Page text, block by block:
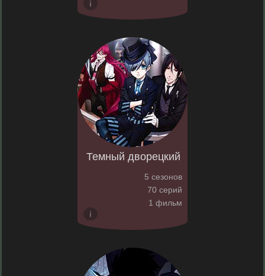
Темный дворецкий
5 сезонов
70 серий
1 фильм